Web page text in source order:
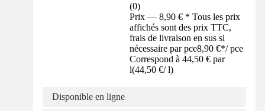
(0)
Prix — 8,90 € * Tous les prix
affichés sont des prix TTC,
frais de livraison en sus si
nécessaire par pce8,90 €*/ pce
Correspond à 44,50 € par
l(44,50 €/ l)
Disponible en ligne